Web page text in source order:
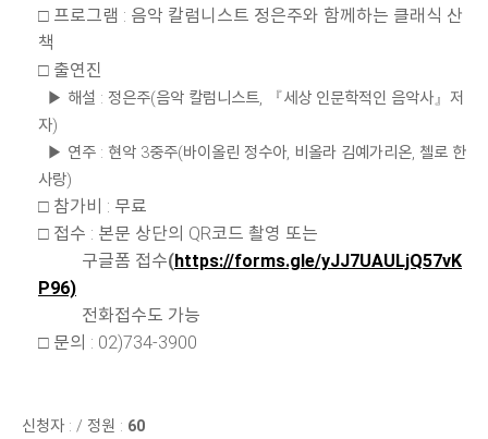
□ 프로그램 : 음악 칼럼니스트 정은주와 함께하는 클래식 산
책
□ 출연진
▶ 해설 : 정은주(음악 칼럼니스트, 『세상 인문학적인 음악사』저
자)
▶ 연주 : 현악 3중주(바이올린 정수아, 비올라 김예가리온, 첼로 한
사랑)
□ 참가비 : 무료
□ 접수 : 본문 상단의 QR코드 촬영 또는
구글폼 접수(https://forms.gle/yJJ7UAULjQ57vK
P96)
전화접수도 가능
□ 문의 : 02)734-3900
신청자 : / 정원 : 60